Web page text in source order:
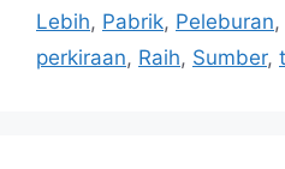
Lebih, Pabrik, Peleburan,
perkiraan, Raih, Sumber,